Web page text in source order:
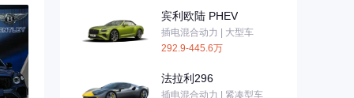
宾利欧陆 PHEV
插电混合动力 | 大型车
292.9-445.6万
法拉利296
插电混合动力 | 紧凑型车